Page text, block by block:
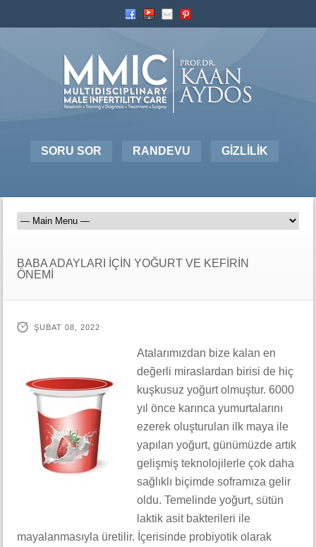
SORU SOR RANDEVU GİZLİLİK
BABA ADAYLARI İÇİN YOĞURT VE KEFİRİN
ÖNEMİ
ŞUBAT 08, 2022
Atalarımızdan bize kalan en
değerli miraslardan birisi de hiç
kuşkusuz yoğurt olmuştur. 6000
yıl önce karınca yumurtalarını
ezerek oluşturulan ilk maya ile
yapılan yoğurt, günümüzde artık
gelişmiş teknolojilerle çok daha
sağlıklı biçimde soframıza gelir
oldu. Temelinde yoğurt, sütün
laktik asit bakterileri ile
mayalanmasıyla üretilir. İçerisinde probiyotik olarak